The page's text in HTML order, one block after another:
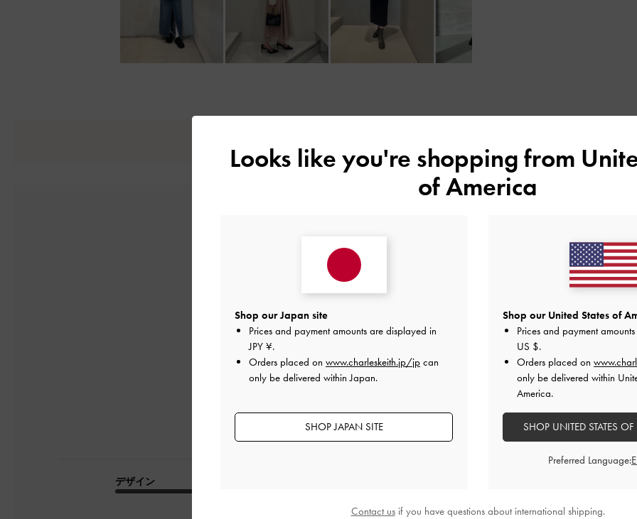
1件のレビューに基づく
1
4
0
デザイン
とてもよかった とてもよかった
Looks like you're shopping from
of America
Shop our Japan site
Prices and payment amounts are displayed in
JPY ¥.
Orders placed on www.charleskeith.jp/jp can
only be delivered within Japan.
SHOP JAPAN SITE
Shop our United States of
Prices and payment
US $.
Orders placed on
only be delivered within
America.
SHOP UNITED STATES
Preferred Language:
Contact usif you have questions about international shipping.